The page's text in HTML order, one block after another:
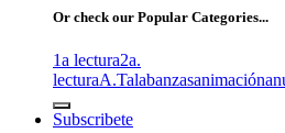
Or check our Popular Categories...
1a lectura2a.
lecturaA.Talabanzasanimación
Subscribete